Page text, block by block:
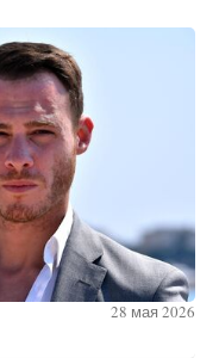
28 мая 2026